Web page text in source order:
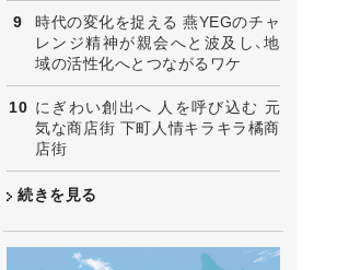
時代の変化を捉える 燕YEGのチャ
レンジ精神が親会へと波及し、地
域の活性化へとつながるワケ
にぎわい創出へ 人を呼び込む 元
気な商店街 下町人情キラキラ橘商
店街
続きを見る